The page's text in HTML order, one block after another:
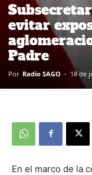
evitar
Padre
Por Radio SAGO - 18 de
En el marco de la